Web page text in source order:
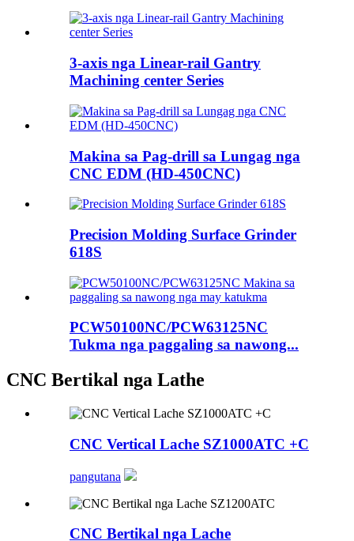
3-axis nga Linear-rail Gantry
Machining center Series
Makina sa Pag-drill sa Lungag nga
CNC EDM (HD-450CNC)
Precision Molding Surface Grinder
618S
PCW50100NC/PCW63125NC
Tukma nga paggaling sa nawong...
CNC Bertikal nga Lathe
CNC Vertical Lache SZ1000ATC +C
pangutana
CNC Bertikal nga Lache